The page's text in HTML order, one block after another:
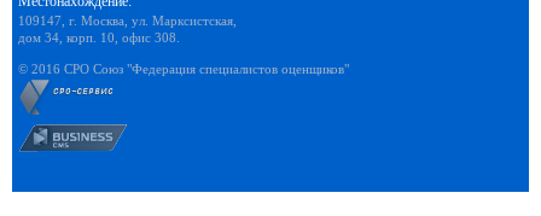
109147, г. Москва, ул. Марксистская,
дом 34, корп. 10, офис 308.
© 2016 СРО Союз "Федерация специалистов оценщиков"